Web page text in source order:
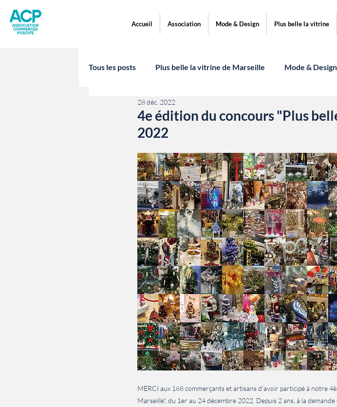
Accueil Association Mode & Design Plus belle la vitrine
Tous les posts Plus belle la vitrine de Marseille Mode &
4e édition du concours "Plus
2022
28 déc. 2022
MERCI aux 168 commerçants et artisans d'avoir participé à notre
Marseille", du 1er au 24 décembre 2022. Depuis 2 ans, à la